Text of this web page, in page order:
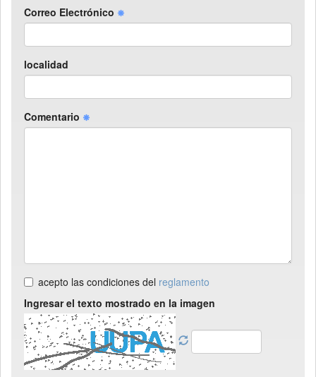
Correo Electrónico
localidad
Comentario
acepto las condiciones del reglamento
Ingresar el texto mostrado en la imagen